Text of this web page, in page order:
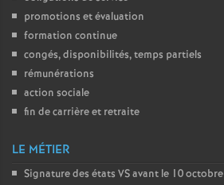
promotions et évaluation
formation continue
congés, disponibilités, temps partiels
rémunérations
action sociale
fin de carrière et retraite
LE MÉTIER
Signature des états VSavant le 10 octobre